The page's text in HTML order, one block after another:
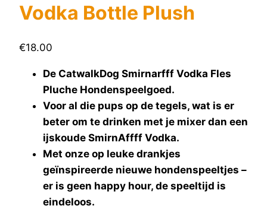
Vodka Bottle Plush
€18.00
De CatwalkDog Smirnarfff Vodka Fles
Pluche Hondenspeelgoed.
Voor al die pups op de tegels, wat is er
beter om te drinken met je mixer dan een
ijskoude SmirnAffff Vodka.
Met onze op leuke drankjes
geïnspireerde nieuwe hondenspeeltjes –
er is geen happy hour, de speeltijd is
eindeloos.